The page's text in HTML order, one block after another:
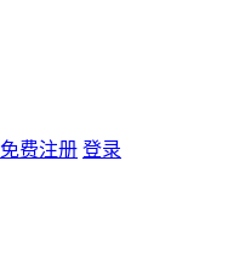
免费注册 登录